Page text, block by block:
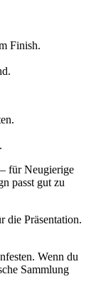
Finish.
für Neugierige
passt gut zu
die Präsentation.
Wenn du
Sammlung